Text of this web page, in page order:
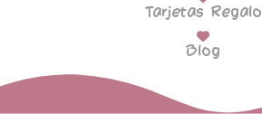
Tarjetas Regalo
Blog